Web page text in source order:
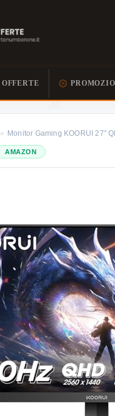
OFFERTE
» Monitor Gaming KOORUI 27”
AMAZON